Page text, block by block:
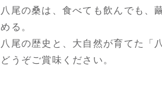
八尾の桑は、食べても飲んでも、
める。
八尾の歴史と、大自然が育てた「
どうぞご賞味ください。